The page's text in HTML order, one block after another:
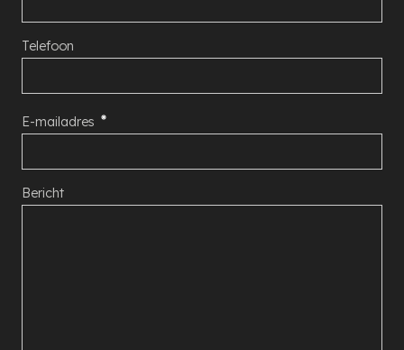
Telefoon
E-mailadres
Bericht